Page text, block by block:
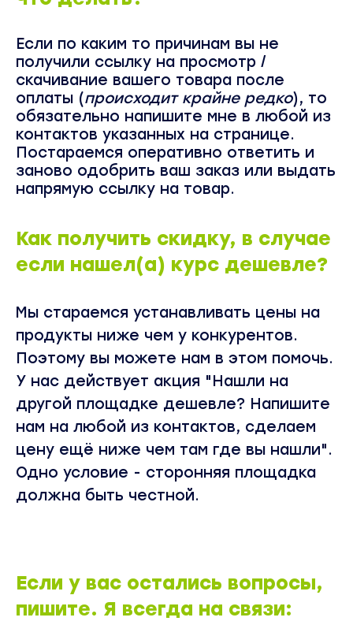
Если по каким то причинам вы не
получили ссылку на просмотр /
скачивание вашего товара после
оплаты (происходит крайне редко), то
обязательно напишите мне в любой из
контактов указанных на странице.
Постараемся оперативно ответить и
заново одобрить ваш заказ или выдать
напрямую ссылку на товар.
Как получить скидку, в случае
если нашел(а) курс дешевле?
Мы стараемся устанавливать цены на
продукты ниже чем у конкурентов.
Поэтому вы можете нам в этом помочь.
У нас действует акция "Нашли на
другой площадке дешевле? Напишите
нам на любой из контактов, сделаем
цену ещё ниже чем там где вы нашли".
Одно условие - сторонняя площадка
должна быть честной.
Если у вас остались вопросы,
пишите. Я всегда на связи: